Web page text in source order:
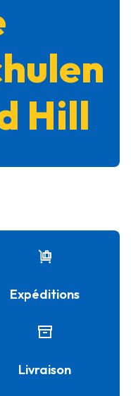
Hill
Expéditions
Livraison